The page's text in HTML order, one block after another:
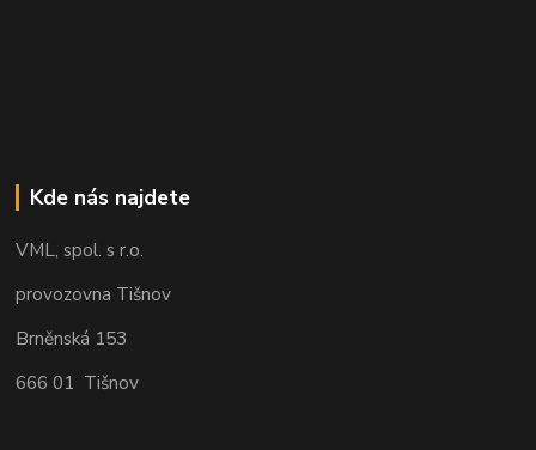
Kde nás najdete
VML, spol. s r.o.
provozovna Tišnov
Brněnská 153
666 01 Tišnov